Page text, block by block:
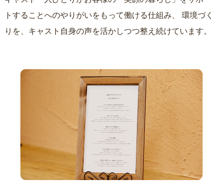
トすることへのやりがいをもって働ける仕組み、
りを、キャスト自身の声を活かしつつ整え続けています。